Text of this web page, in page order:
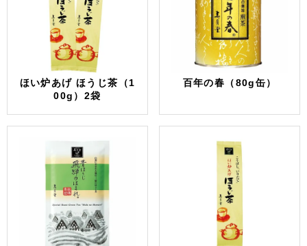
ほい炉あげ ほうじ茶（1
00g）2袋
百年の春（80g缶）